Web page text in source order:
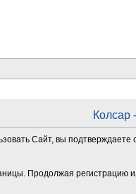
Колсар
Сайт, вы
Продолжая регистрацию